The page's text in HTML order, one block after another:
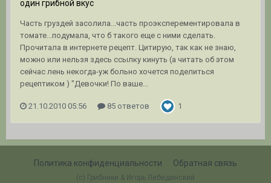
один грибной вкус
Часть груздей засолила...часть проэксперементировала в
томате...подумала, что б такого еще с ними сделать.
Прочитала в интернете рецепт. Цитирую, так как не знаю,
можно или нельзя здесь ссылку кинуть (а читать об этом
сейчас лень некогда-уж больно хочется поделиться
рецептиком ) "Девочки! По ваше...
21.10.2010 05:56 85 ответов 1
Политика конфиденциальности Обратная связь
(c) Грибники & Игорь Лебединский